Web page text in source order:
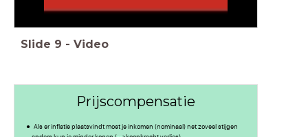
Slide 9 - Video
Prijscompensatie
Als er inflatie plaatsvindt moet je inkomen (nominaal) net zoveel stijgen